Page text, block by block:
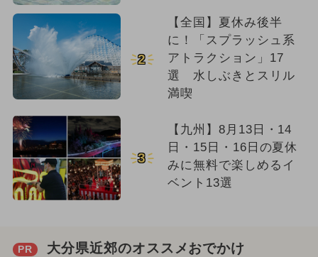
2
【全国】夏休み後半
に！「スプラッシュ系
アトラクション」17
選 水しぶきとスリル
満喫
3
【九州】8月13日・14
日・15日・16日の夏休
みに無料で楽しめるイ
ベント13選
PR 大分県近郊のオススメおでかけ